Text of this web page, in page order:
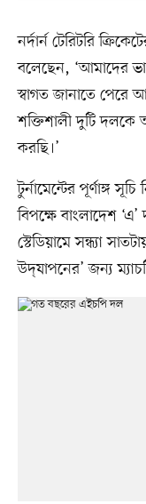
নর্দার্ন টেরিটরি
বলেছেন, ‘আমাদের
স্বাগত জানাতে
শক্তিশালী দুটি দলকে
করছি।’
টুর্নামেন্টের পূর্ণাঙ্গ
বিপক্ষে বাংলাদেশ
স্টেডিয়ামে সন্ধ্যা
উদ্‌যাপনের’ জন্য